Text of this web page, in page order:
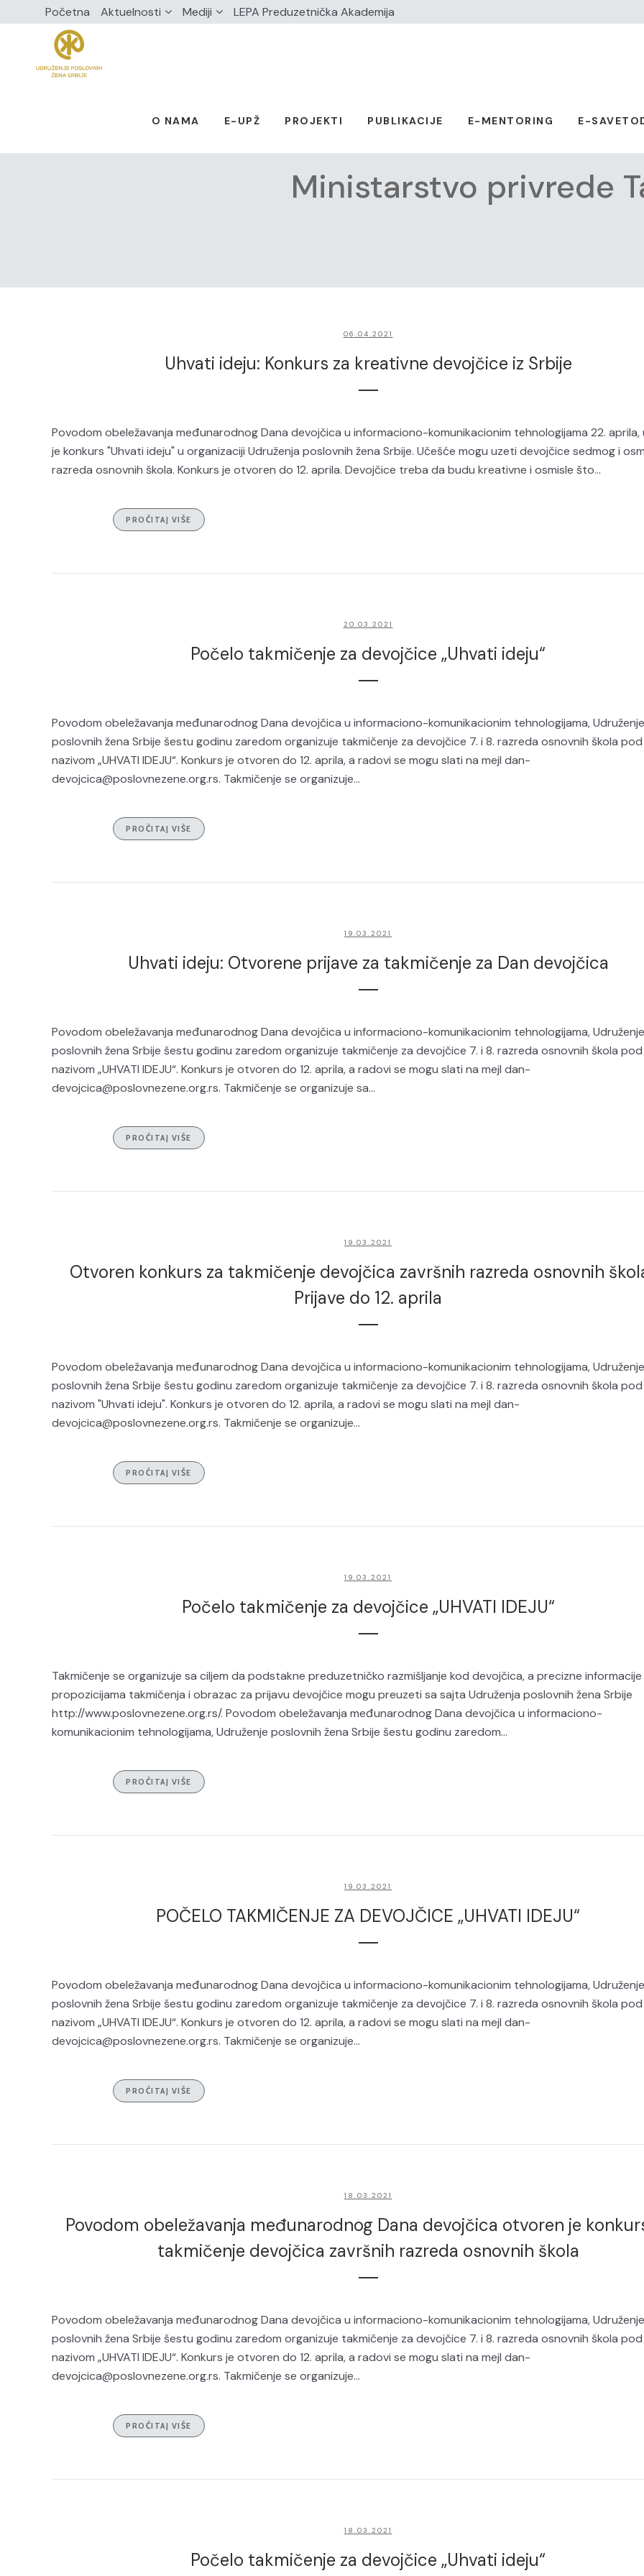
Početna Aktuelnosti Mediji LEPA Preduzetnička Akademija
O NAMA E-UPŽ PROJEKTI PUBLIKACIJE E-MENTORING E-
Ministarstvo privrede
06.04.2021
Uhvati ideju: Konkurs za kreativne devojčice iz Srbije
Povodom obeležavanja međunarodnog Dana devojčica u informaciono-komunikacionim tehnologijama 22.
je konkurs "Uhvati ideju" u organizaciji Udruženja poslovnih žena Srbije. Učešće mogu uzeti devojčice sedmog i
razreda osnovnih škola. Konkurs je otvoren do 12. aprila. Devojčice treba da budu kreativne i osmisle što...
PROČITAJ VIŠE
20.03.2021
Počelo takmičenje za devojčice „Uhvati ideju“
Povodom obeležavanja međunarodnog Dana devojčica u informaciono-komunikacionim tehnologijama, Udruženje
poslovnih žena Srbije šestu godinu zaredom organizuje takmičenje za devojčice 7. i 8. razreda osnovnih škola pod
nazivom „UHVATI IDEJU“. Konkurs je otvoren do 12. aprila, a radovi se mogu slati na mejl dan-
devojcica@poslovnezene.org.rs. Takmičenje se organizuje...
PROČITAJ VIŠE
19.03.2021
Uhvati ideju: Otvorene prijave za takmičenje za Dan devojčica
Povodom obeležavanja međunarodnog Dana devojčica u informaciono-komunikacionim tehnologijama, Udruženje
poslovnih žena Srbije šestu godinu zaredom organizuje takmičenje za devojčice 7. i 8. razreda osnovnih škola pod
nazivom „UHVATI IDEJU“. Konkurs je otvoren do 12. aprila, a radovi se mogu slati na mejl dan-
devojcica@poslovnezene.org.rs. Takmičenje se organizuje sa...
PROČITAJ VIŠE
19.03.2021
Otvoren konkurs za takmičenje devojčica završnih razreda osnovnih
Prijave do 12. aprila
Povodom obeležavanja međunarodnog Dana devojčica u informaciono-komunikacionim tehnologijama, Udruženje
poslovnih žena Srbije šestu godinu zaredom organizuje takmičenje za devojčice 7. i 8. razreda osnovnih škola pod
nazivom "Uhvati ideju". Konkurs je otvoren do 12. aprila, a radovi se mogu slati na mejl dan-
devojcica@poslovnezene.org.rs. Takmičenje se organizuje...
PROČITAJ VIŠE
19.03.2021
Počelo takmičenje za devojčice „UHVATI IDEJU“
Takmičenje se organizuje sa ciljem da podstakne preduzetničko razmišljanje kod devojčica, a precizne
propozicijama takmičenja i obrazac za prijavu devojčice mogu preuzeti sa sajta Udruženja poslovnih žena Srbije
http://www.poslovnezene.org.rs/. Povodom obeležavanja međunarodnog Dana devojčica u informaciono-
komunikacionim tehnologijama, Udruženje poslovnih žena Srbije šestu godinu zaredom...
PROČITAJ VIŠE
19.03.2021
POČELO TAKMIČENJE ZA DEVOJČICE „UHVATI IDEJU“
Povodom obeležavanja međunarodnog Dana devojčica u informaciono-komunikacionim tehnologijama, Udruženje
poslovnih žena Srbije šestu godinu zaredom organizuje takmičenje za devojčice 7. i 8. razreda osnovnih škola pod
nazivom „UHVATI IDEJU“. Konkurs je otvoren do 12. aprila, a radovi se mogu slati na mejl dan-
devojcica@poslovnezene.org.rs. Takmičenje se organizuje...
PROČITAJ VIŠE
18.03.2021
Povodom obeležavanja međunarodnog Dana devojčica otvoren je
takmičenje devojčica završnih razreda osnovnih škola
Povodom obeležavanja međunarodnog Dana devojčica u informaciono-komunikacionim tehnologijama, Udruženje
poslovnih žena Srbije šestu godinu zaredom organizuje takmičenje za devojčice 7. i 8. razreda osnovnih škola pod
nazivom „UHVATI IDEJU“. Konkurs je otvoren do 12. aprila, a radovi se mogu slati na mejl dan-
devojcica@poslovnezene.org.rs. Takmičenje se organizuje...
PROČITAJ VIŠE
18.03.2021
Počelo takmičenje za devojčice „Uhvati ideju“